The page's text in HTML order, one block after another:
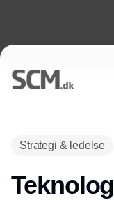
Strategi & ledelse